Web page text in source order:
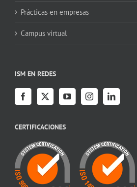
Prácticas en empresas
Campus virtual
ISM EN REDES
CERTIFICACIONES